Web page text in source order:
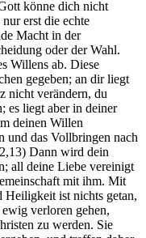
könne dich nicht
erst die echte
Macht in der
oder der Wahl.
Willens ab. Diese
gegeben; an dir liegt
nicht verändern, du
es liegt aber in deiner
deinen Willen
und das Vollbringen nach
Dann wird dein
all deine Liebe vereinigt
mit ihm. Mit
Heiligkeit ist nichts getan,
verloren gehen,
zu werden. Sie